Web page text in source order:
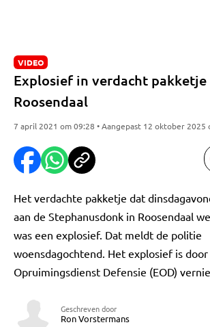
VIDEO
Explosief in verdacht
Roosendaal
7 april 2021 om 09:28 • Aangepast 12 oktober 2025
Het verdachte pakketje dat
aan de Stephanusdonk in Roosendaal
was een explosief. Dat meldt de politie
woensdagochtend. Het explosief is
Opruimingsdienst Defensie (EOD)
Geschreven door
Ron Vorstermans